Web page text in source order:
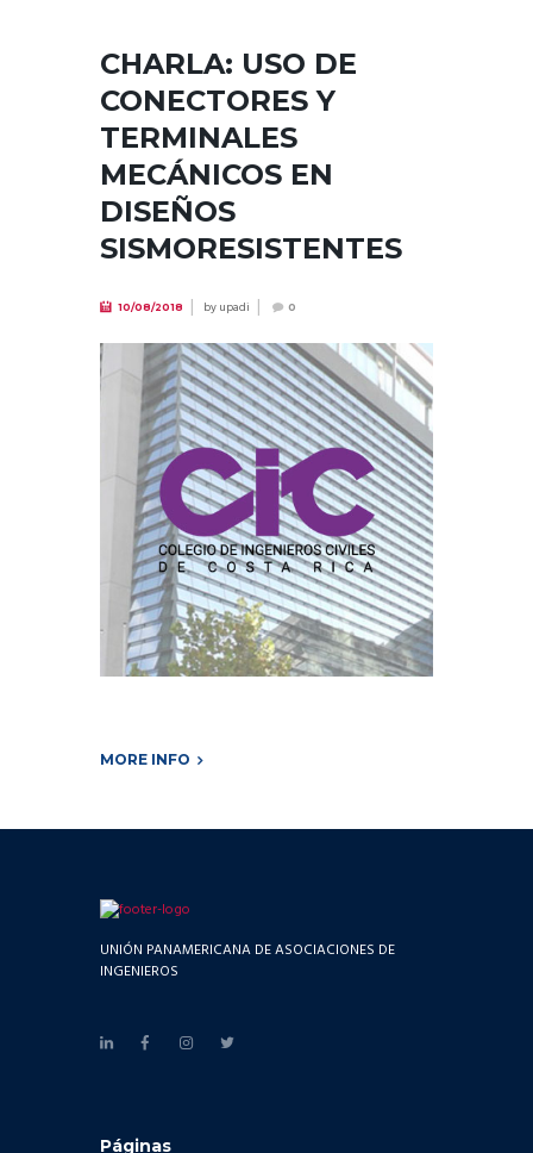
CHARLA: USO DE
CONECTORES Y
TERMINALES
MECÁNICOS EN
DISEÑOS
SISMORESISTENTES
10/08/2018 byupadi 0
MORE INFO
UNIÓN PANAMERICANA DE ASOCIACIONES DE
INGENIEROS
Páginas